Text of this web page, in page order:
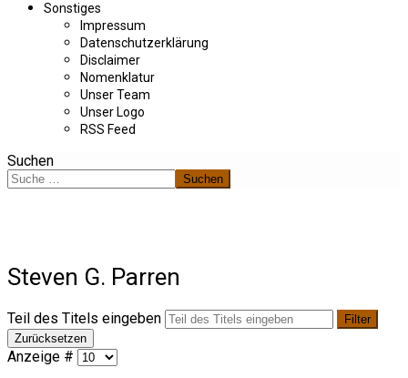
Sonstiges
Impressum
Datenschutzerklärung
Disclaimer
Nomenklatur
Unser Team
Unser Logo
RSS Feed
Suchen
Suchen
Steven G. Parren
Teil des Titels eingeben
Filter
Zurücksetzen
Anzeige #